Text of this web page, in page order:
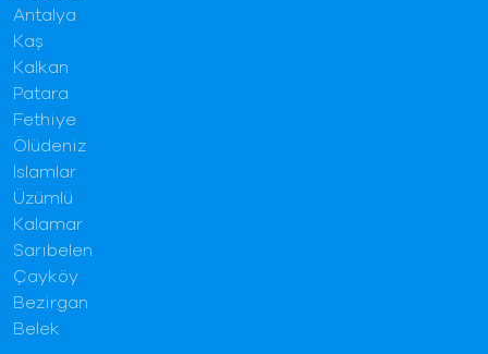
Antalya
Kaş
Kalkan
Patara
Fethiye
Ölüdeniz
İslamlar
Üzümlü
Kalamar
Sarıbelen
Çayköy
Bezirgan
Belek